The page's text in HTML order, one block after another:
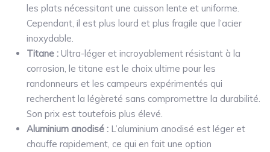
les plats nécessitant une cuisson lente et uniforme.
Cependant, il est plus lourd et plus fragile que l’acier
inoxydable.
Titane : Ultra-léger et incroyablement résistant à la
corrosion, le titane est le choix ultime pour les
randonneurs et les campeurs expérimentés qui
recherchent la légèreté sans compromettre la durabilité.
Son prix est toutefois plus élevé.
Aluminium anodisé : L’aluminium anodisé est léger et
chauffe rapidement, ce qui en fait une option